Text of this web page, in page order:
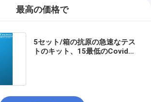
最高の価格で
5セット/箱の抗原の急速なテス
トのキット、15最低のCovid